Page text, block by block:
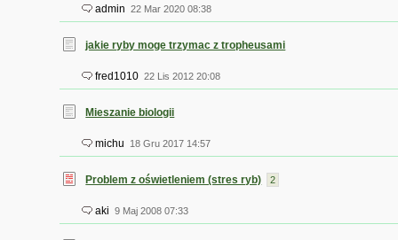
admin 22 Mar 2020 08:38
jakie ryby moge trzymac z tropheusami
fred1010 22 Lis 2012 20:08
Mieszanie biologii
michu 18 Gru 2017 14:57
Problem z oświetleniem (stres ryb) 2
aki 9 Maj 2008 07:33